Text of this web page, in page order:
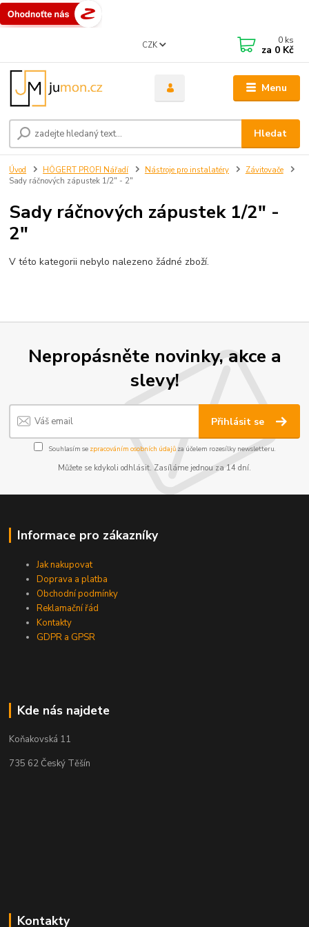
Menu
CZK
Hledat
0 ks
za 0 Kč
Úvod HÖGERT PROFI Nářadí Nástroje pro instalatéry
Závitovače
Sady ráčnových zápustek 1/2" - 2"
Sady ráčnových zápustek 1/2" -
2"
V této kategorii nebylo nalezeno žádné zboží.
Nepropásněte novinky, akce a
slevy!
Přihlásit se
Souhlasím se zpracováním osobních údajůza účelem rozesílky newsletteru.
Můžete se kdykoli odhlásit. Zasíláme jednou za 14 dní.
Informace pro zákazníky
Jak nakupovat
Doprava a platba
Obchodní podmínky
Reklamační řád
Kontakty
GDPR a GPSR
Kde nás najdete
Koňakovská 11
735 62 Český Těšín
Kontakty